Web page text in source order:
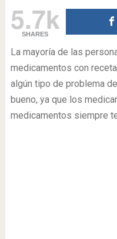
5.7k
SHARES
La mayoría de las
medicamentos con
algún tipo de problema
bueno, ya que los
medicamentos siempre